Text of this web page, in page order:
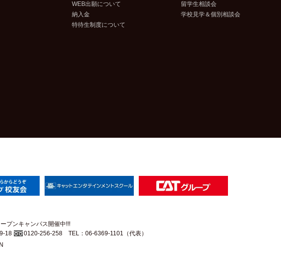
WEB出願について
納入金
特待生制度について
留学生相談会
学校見学＆個別相談会
プンキャンパス開催中!!!
18
0120-256-258 TEL：06-6369-1101（代表）